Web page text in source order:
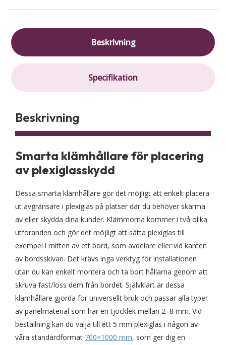
Beskrivning
Specifikation
Beskrivning
Smarta klämhållare för placering
av plexiglasskydd
Dessa smarta klämhållare gör det möjligt att enkelt placera
ut avgränsare i plexiglas på platser där du behöver skärma
av eller skydda dina kunder. Klämmorna kommer i två olika
utföranden och gör det möjligt att sätta plexiglas till
exempel i mitten av ett bord, som avdelare eller vid kanten
av bordsskivan. Det krävs inga verktyg för installationen
utan du kan enkelt montera och ta bort hållarna genom att
skruva fast/loss dem från bordet. Självklart är dessa
klämhållare gjorda för universellt bruk och passar alla typer
av panelmaterial som har en tjocklek mellan 2–8 mm. Vid
beställning kan du välja till ett 5 mm plexiglas i någon av
våra standardformat 700×1000 mm, som ger dig en